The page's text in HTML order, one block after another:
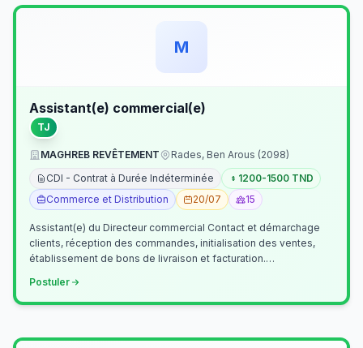
M
Assistant(e) commercial(e)
TJ
MAGHREB REVÊTEMENT
Rades, Ben Arous (2098)
CDI - Contrat à Durée Indéterminée
1200-1500 TND
Commerce et Distribution
20/07 15
Assistant(e) du Directeur commercial Contact et démarchage
clients, réception des commandes, initialisation des ventes,
établissement de bons de livraison et facturation.
Postuler